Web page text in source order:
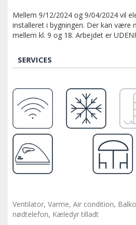
Mellem 9/12/2024 og 9/04/2024 vil
installeret i bygningen. Der kan være
mellem kl. 9 og 18. Arbejdet er
SERVICES
Ventilator, Varme, Air condition,
nødtelefon, Kæledyr tilladt